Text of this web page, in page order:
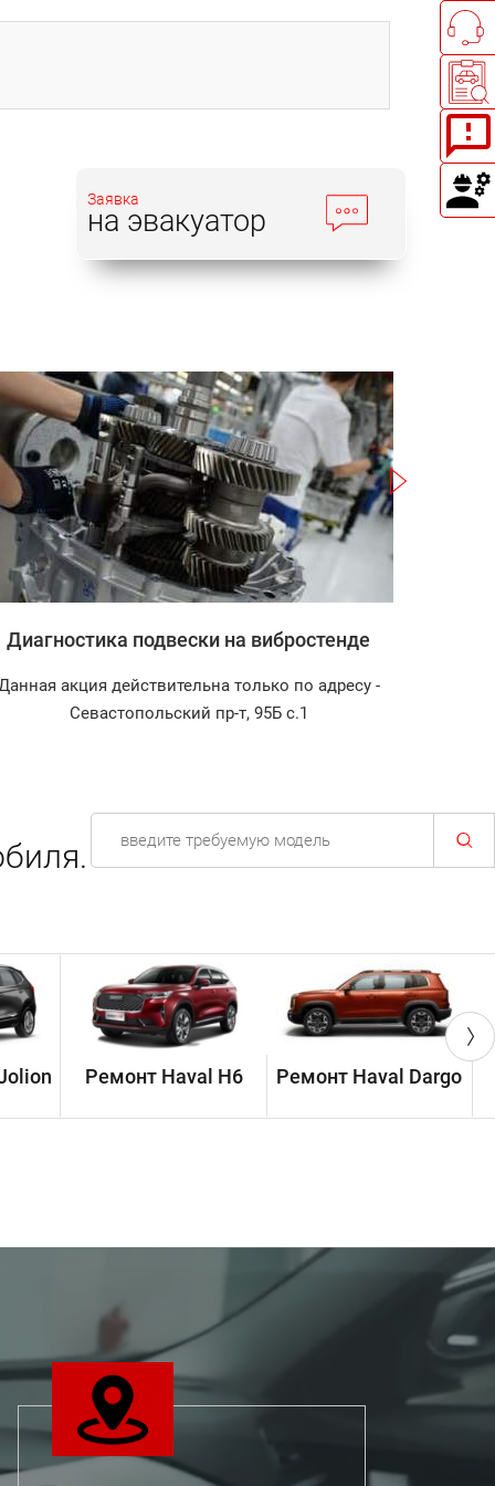
Заявка
на эвакуатор
Записаться
Диагностика подвески на вибростенде
акция действительна только по адресу -
Севастопольский пр-т, 95Б с.1
Ремонт Haval H6 Ремонт Haval Dargo